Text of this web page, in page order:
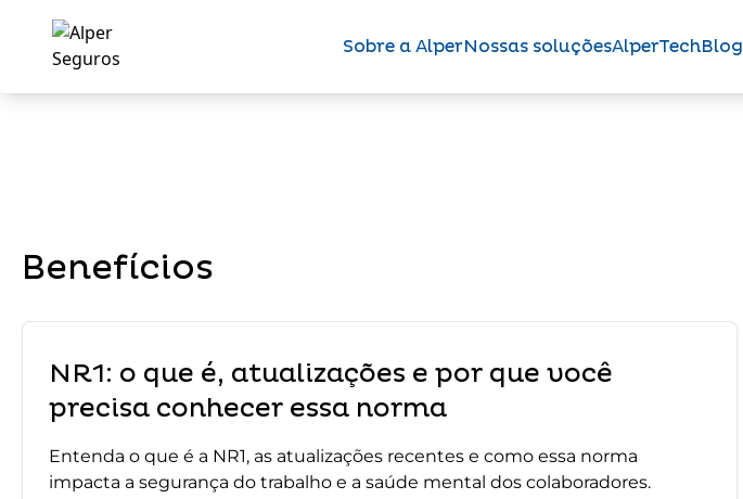
Sobre a AlperNossas soluçõesAlperTechBlog
Benefícios
NR1: o que é, atualizações e por que você
precisa conhecer essa norma
Entenda o que é a NR1, as atualizações recentes e como essa norma
impacta a segurança do trabalho e a saúde mental dos colaboradores.